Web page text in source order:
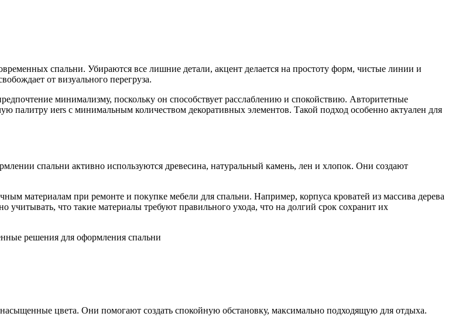
спальни. Убираются все лишние детали, акцент делается на простоту форм, чистые линии и
от визуального перегруза.
минимализму, поскольку он способствует расслаблению и спокойствию. Авторитетные
палитру иers с минимальным количеством декоративных элементов. Такой подход особенно актуален для
спальни активно используются древесина, натуральный камень, лен и хлопок. Они создают
материалам при ремонте и покупке мебели для спальни. Например, корпуса кроватей из массива дерева
что такие материалы требуют правильного ухода, что на долгий срок сохранит их
цвета. Они помогают создать спокойную обстановку, максимально подходящую для отдыха.